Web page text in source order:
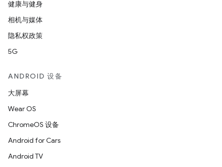
健康与健身
相机与媒体
隐私权政策
5G
ANDROID 设备
大屏幕
Wear OS
ChromeOS 设备
Android for Cars
Android TV